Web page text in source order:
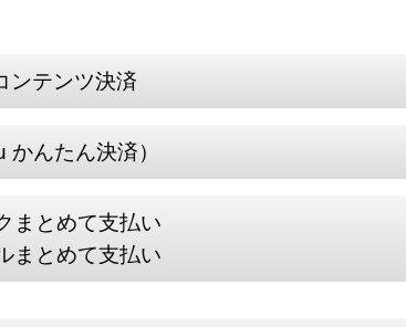
ンテンツ決済
かんたん決済）
まとめて支払い
まとめて支払い